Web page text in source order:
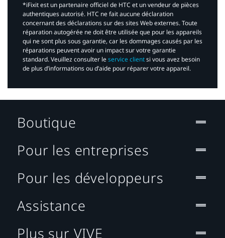
*iFixit est un partenaire officiel de HTC et un vendeur de pièces
authentiques autorisé. HTC ne fait aucune déclaration
concernant des déclarations sur des sites Web externes. Toute
réparation autogérée ne doit être utilisée que pour les appareils
qui ne sont plus sous garantie, car les dommages causés par les
réparations peuvent avoir un impact sur votre garantie
standard. Veuillez consulter leservice clientsi vous avez besoin
de plus d’informations ou d’aide pour réparer votre appareil.​
Boutique
Pour les entreprises
Pour les développeurs
Assistance
Plus sur VIVE